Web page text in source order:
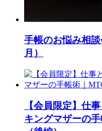
手帳のお悩み相
月）
【会員限定】仕
キングマザーの